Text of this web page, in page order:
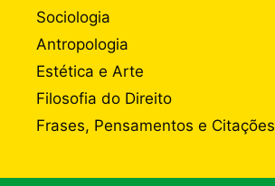
Sociologia
Antropologia
Estética e Arte
Filosofia do Direito
Frases, Pensamentos e Citações